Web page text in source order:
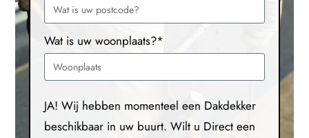
Wat is uw woonplaats?*
JA! Wij hebben momenteel een Dakdekker
beschikbaar in uw buurt. Wilt u Direct een